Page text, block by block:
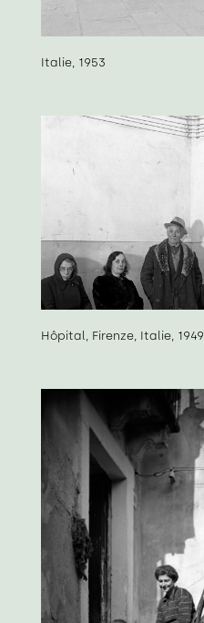
Italie, 1953
Hôpital, Firenze, Italie, 1949